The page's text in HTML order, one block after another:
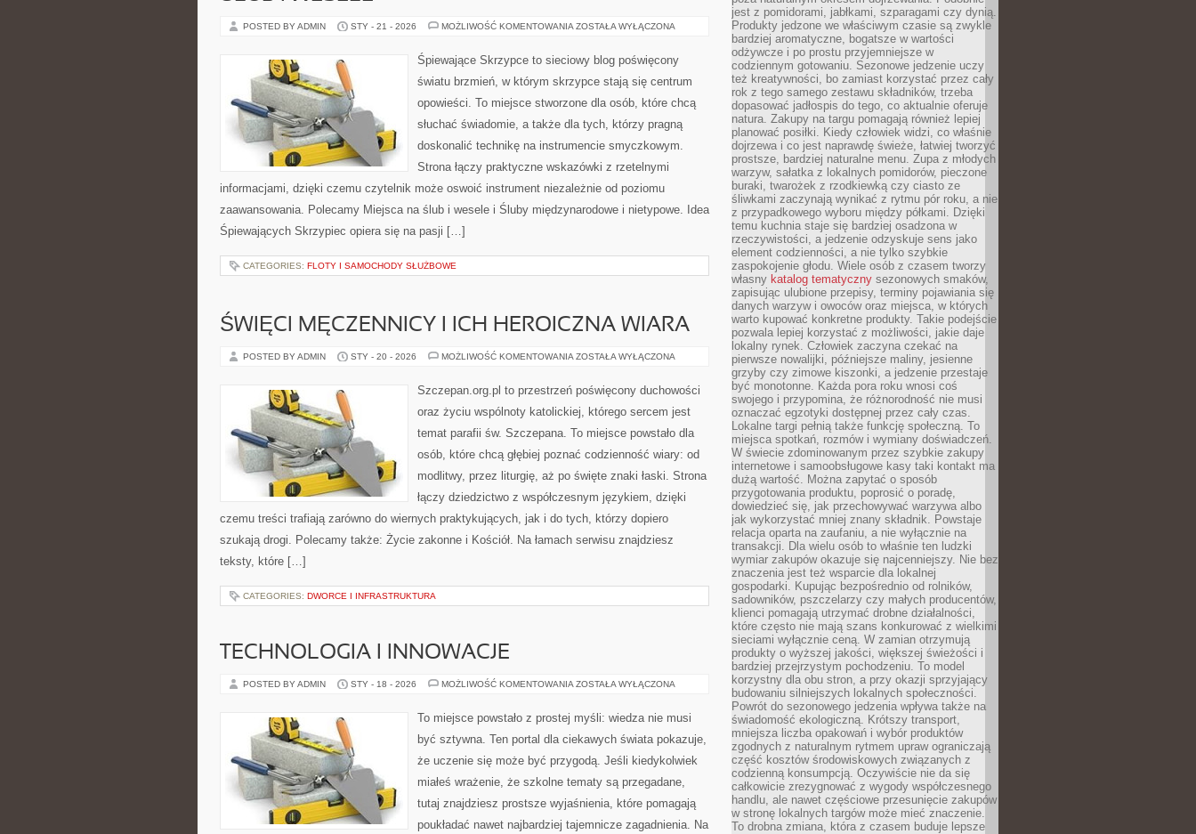
POSTED BY ADMIN STY - 21 - 2026 MOŻLIWOŚĆ KOMENTOWANIA ŚLUB
ZOSTAŁA WYŁĄCZONA
Śpiewające Skrzypce to sieciowy blog poświęcony
światu brzmień, w którym skrzypce stają się centrum
opowieści. To miejsce stworzone dla osób, które chcą
słuchać świadomie, a także dla tych, którzy pragną
doskonalić technikę na instrumencie smyczkowym.
Strona łączy praktyczne wskazówki z rzetelnymi
informacjami, dzięki czemu czytelnik może oswoić instrument niezależnie od poziomu
zaawansowania. Polecamy Miejsca na ślub i wesele i Śluby międzynarodowe i nietypowe. Idea
Śpiewających Skrzypiec opiera się na pasji […]
CATEGORIES: FLOTY I SAMOCHODY SŁUŻBOWE
ŚWIĘCI MĘCZENNICY I ICH HEROICZNA WIARA
POSTED BY ADMIN STY - 20 - 2026 MOŻLIWOŚĆ KOMENTOWANIA ŚWIĘCI
HEROICZNA
ZOSTAŁA WYŁĄCZONA
Szczepan.org.pl to przestrzeń poświęcony duchowości
oraz życiu wspólnoty katolickiej, którego sercem jest
temat parafii św. Szczepana. To miejsce powstało dla
osób, które chcą głębiej poznać codzienność wiary: od
modlitwy, przez liturgię, aż po święte znaki łaski. Strona
łączy dziedzictwo z współczesnym językiem, dzięki
czemu treści trafiają zarówno do wiernych praktykujących, jak i do tych, którzy dopiero
szukają drogi. Polecamy także: Życie zakonne i Kościół. Na łamach serwisu znajdziesz
teksty, które […]
CATEGORIES: DWORCE I INFRASTRUKTURA
TECHNOLOGIA I INNOWACJE
POSTED BY ADMIN STY - 18 - 2026 MOŻLIWOŚĆ KOMENTOWANIA TECHNOLOGIA
ZOSTAŁA WYŁĄCZONA
To miejsce powstało z prostej myśli: wiedza nie musi
być sztywna. Ten portal dla ciekawych świata pokazuje,
że uczenie się może być przygodą. Jeśli kiedykolwiek
miałeś wrażenie, że szkolne tematy są przegadane,
tutaj znajdziesz prostsze wyjaśnienia, które pomagają
poukładać nawet najbardziej tajemnicze zagadnienia. Na
jest z pomidorami, jabłkami, szparagami czy dynią.
Produkty jedzone we właściwym czasie są zwykle
bardziej aromatyczne, bogatsze w wartości
odżywcze i po prostu przyjemniejsze w
codziennym gotowaniu. Sezonowe jedzenie uczy
też kreatywności, bo zamiast korzystać przez cały
rok z tego samego zestawu składników, trzeba
dopasować jadłospis do tego, co aktualnie oferuje
natura. Zakupy na targu pomagają również lepiej
planować posiłki. Kiedy człowiek widzi, co właśnie
dojrzewa i co jest naprawdę świeże, łatwiej tworzyć
prostsze, bardziej naturalne menu. Zupa z młodych
warzyw, sałatka z lokalnych pomidorów, pieczone
buraki, twarożek z rzodkiewką czy ciasto ze
śliwkami zaczynają wynikać z rytmu pór roku, a nie
z przypadkowego wyboru między półkami. Dzięki
temu kuchnia staje się bardziej osadzona w
rzeczywistości, a jedzenie odzyskuje sens jako
element codzienności, a nie tylko szybkie
zaspokojenie głodu. Wiele osób z czasem tworzy
własny katalog tematyczny sezonowych smaków,
zapisując ulubione przepisy, terminy pojawiania się
danych warzyw i owoców oraz miejsca, w których
warto kupować konkretne produkty. Takie podejście
pozwala lepiej korzystać z możliwości, jakie daje
lokalny rynek. Człowiek zaczyna czekać na
pierwsze nowalijki, późniejsze maliny, jesienne
grzyby czy zimowe kiszonki, a jedzenie przestaje
być monotonne. Każda pora roku wnosi coś
swojego i przypomina, że różnorodność nie musi
oznaczać egzotyki dostępnej przez cały czas.
Lokalne targi pełnią także funkcję społeczną. To
miejsca spotkań, rozmów i wymiany doświadczeń.
W świecie zdominowanym przez szybkie zakupy
internetowe i samoobsługowe kasy taki kontakt ma
dużą wartość. Można zapytać o sposób
przygotowania produktu, poprosić o poradę,
dowiedzieć się, jak przechowywać warzywa albo
jak wykorzystać mniej znany składnik. Powstaje
relacja oparta na zaufaniu, a nie wyłącznie na
transakcji. Dla wielu osób to właśnie ten ludzki
wymiar zakupów okazuje się najcenniejszy. Nie bez
znaczenia jest też wsparcie dla lokalnej
gospodarki. Kupując bezpośrednio od rolników,
sadowników, pszczelarzy czy małych producentów,
klienci pomagają utrzymać drobne działalności,
które często nie mają szans konkurować z wielkimi
sieciami wyłącznie ceną. W zamian otrzymują
produkty o wyższej jakości, większej świeżości i
bardziej przejrzystym pochodzeniu. To model
korzystny dla obu stron, a przy okazji sprzyjający
budowaniu silniejszych lokalnych społeczności.
Powrót do sezonowego jedzenia wpływa także na
świadomość ekologiczną. Krótszy transport,
mniejsza liczba opakowań i wybór produktów
zgodnych z naturalnym rytmem upraw ograniczają
część kosztów środowiskowych związanych z
codzienną konsumpcją. Oczywiście nie da się
całkowicie zrezygnować z wygody współczesnego
handlu, ale nawet częściowe przesunięcie zakupów
w stronę lokalnych targów może mieć znaczenie.
To drobna zmiana, która z czasem buduje lepsze